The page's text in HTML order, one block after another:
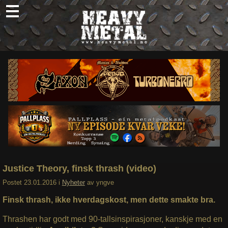
Skip
to
content
Nyheter
Omtaler
Intervjuer
Om oss
Abonner
Søk
Justice Theory, finsk thrash (video)
Postet 23.01.2016 i Nyheter av yngve
Finsk thrash, ikke hverdagskost, men dette smakte bra.
Thrashen har godt med 90-tallsinspirasjoner, kanskje med en